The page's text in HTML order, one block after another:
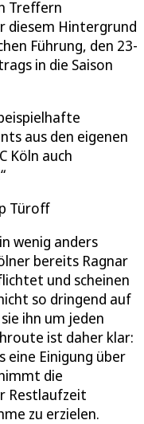
Treffern
diesem Hintergrund
Führung, den 23-
in die Saison
aus den eigenen
Köln auch
Türoff
wenig anders
bereits Ragnar
und scheinen
so dringend auf
ihn um jeden
ist daher klar:
eine Einigung über
die
Restlaufzeit
zu erzielen.